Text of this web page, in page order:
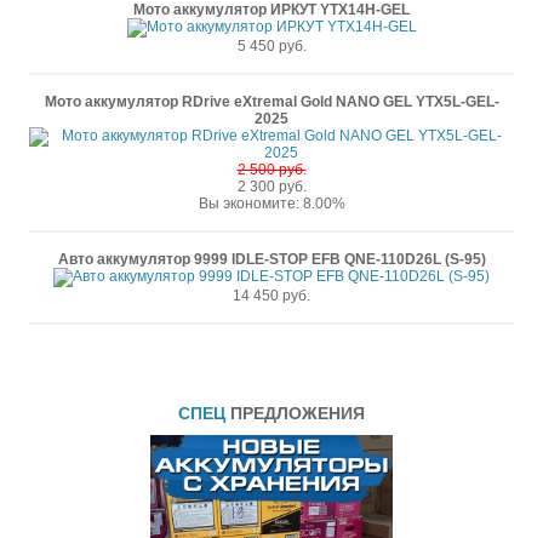
СПЕЦ ПРЕДЛОЖЕНИЯ
Мото аккумулятор ИРКУТ YTX14H-GEL
5 450 руб.
Мото аккумулятор RDrive eXtremal Gold NANO GEL YTX5L-GEL-
2025
2 500 руб.
2 300 руб.
Вы экономите: 8.00%
Авто аккумулятор 9999 IDLE-STOP EFB QNE-110D26L (S-95)
14 450 руб.